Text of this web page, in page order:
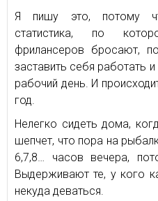
Я пишу это, потому
статистика, по
фрилансеров бросают,
заставить себя работать
рабочий день. И
год.
Нелегко сидеть дома,
шепчет, что пора на
6,7,8… часов вечера,
Выдерживают те, у кого
некуда деваться.